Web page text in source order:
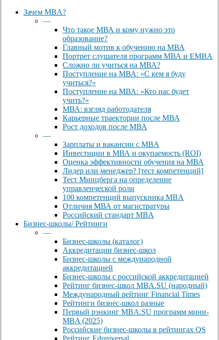
Close
Зачем MBA?
—
Что такое МВА и кому нужно это
образование?
Главный мотив к обучению на МВА
Портрет слушателя программ МВА и EMBA
Сложно ли учиться на МВА?
Поступление на МВА: «С кем я буду
учиться?»
Поступление на МВА: «Кто нас будет
учить?»
МВА: взгляд работодателя
Карьерные траектории после МВА
Рост доходов после МВА
—
Зарплаты и вакансии с MBA
Инвестиции в МВА и окупаемость (ROI)
Оценка эффективности обучения на МВА
Лидер или менеджер? [тест компетенций]
Тест Минцберга на определение
управленческой роли
100 компетенций выпускника MBA
Отличия МВА от магистратуры
Российский стандарт MBA
Бизнес-школы/ Рейтинги
—
Бизнес-школы (каталог)
Аккредитации бизнес-школ
Бизнес-школы с международной
аккредитацией
Бизнес-школы с российской аккредитацией
Рейтинг бизнес-школ MBA.SU (народный)
Международный рейтинг Financial Times
Рейтинги бизнес-школ разные
Первый рэнкинг MBA.SU программ мини-
MBA (2025)
Российские бизнес-школы в рейтингах QS
Рейтинг Eduniversal